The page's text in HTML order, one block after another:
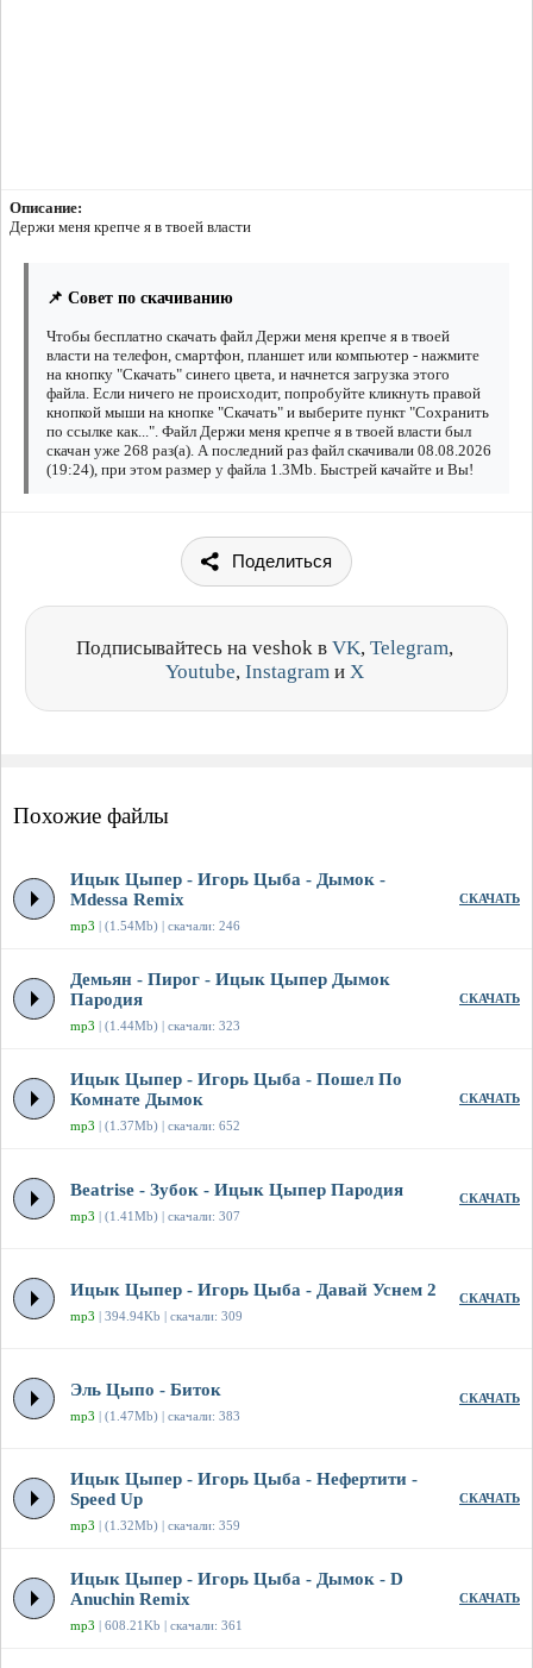
Описание:
Держи меня крепче я в твоей власти
📌 Совет по скачиванию
Чтобы бесплатно скачать файл Держи меня крепче я в твоей
власти на телефон, смартфон, планшет или компьютер - нажмите
на кнопку "Скачать" синего цвета, и начнется загрузка этого
файла. Если ничего не происходит, попробуйте кликнуть правой
кнопкой мыши на кнопке "Скачать" и выберите пункт "Сохранить
по ссылке как...". Файл Держи меня крепче я в твоей власти был
скачан уже 268 раз(а). А последний раз файл скачивали 08.08.2026
(19:24), при этом размер у файла 1.3Mb. Быстрей качайте и Вы!
Поделиться
Подписывайтесь на veshok в VK, Telegram,
Youtube, Instagram и X
Похожие файлы
Ицык Цыпер - Игорь Цыба - Дымок -
Mdessa Remix
mp3 | (1.54Mb) | скачали: 246
СКАЧАТЬ
Демьян - Пирог - Ицык Цыпер Дымок
Пародия
mp3 | (1.44Mb) | скачали: 323
СКАЧАТЬ
Ицык Цыпер - Игорь Цыба - Пошел По
Комнате Дымок
mp3 | (1.37Mb) | скачали: 652
СКАЧАТЬ
Beatrise - Зубок - Ицык Цыпер Пародия
mp3 | (1.41Mb) | скачали: 307
СКАЧАТЬ
Ицык Цыпер - Игорь Цыба - Давай Уснем 2
mp3 | 394.94Kb | скачали: 309
СКАЧАТЬ
Эль Цыпо - Биток
mp3 | (1.47Mb) | скачали: 383
СКАЧАТЬ
Ицык Цыпер - Игорь Цыба - Нефертити -
Speed Up
mp3 | (1.32Mb) | скачали: 359
СКАЧАТЬ
Ицык Цыпер - Игорь Цыба - Дымок - D
Anuchin Remix
mp3 | 608.21Kb | скачали: 361
СКАЧАТЬ